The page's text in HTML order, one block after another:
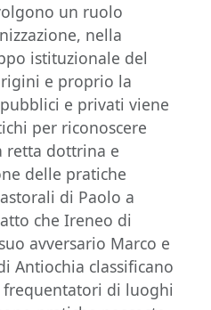
un ruolo
nella
istituzionale del
e proprio la
e privati viene
per riconoscere
retta dottrina e
delle pratiche
di Paolo a
che Ireneo di
avversario Marco e
Antiochia classificano
di luoghi